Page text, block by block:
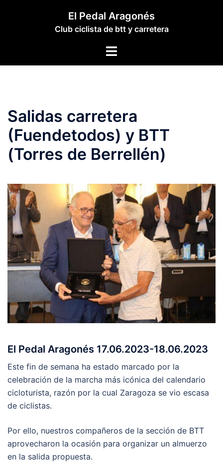
El Pedal Aragonés
Club ciclista de btt y carretera
Alternar
Salidas carretera
(Fuendetodos) y BTT
(Torres de Berrellén)
El Pedal Aragonés 17.06.2023-18.06.2023
Este fin de semana ha estado marcado por la
celebración de la marcha más icónica del calendario
cicloturista, razón por la cual Zaragoza se vio escasa
de ciclistas.
Por ello, nuestros compañeros de la sección de BTT
aprovecharon la ocasión para organizar un almuerzo
en la salida propuesta.